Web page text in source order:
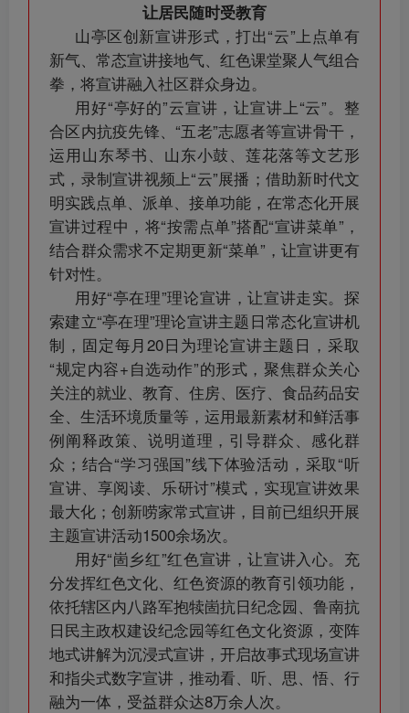
让居民随时受教育
山亭区创新宣讲形式，打出“云”上点单有
新气、常态宣讲接地气、红色课堂聚人气组合
拳，将宣讲融入社区群众身边。
用好“亭好的”云宣讲，让宣讲上“云”。整
合区内抗疫先锋、“五老”志愿者等宣讲骨干，
运用山东琴书、山东小鼓、莲花落等文艺形
式，录制宣讲视频上“云”展播；借助新时代文
明实践点单、派单、接单功能，在常态化开展
宣讲过程中，将“按需点单”搭配“宣讲菜单”，
结合群众需求不定期更新“菜单”，让宣讲更有
针对性。
用好“亭在理”理论宣讲，让宣讲走实。探
索建立“亭在理”理论宣讲主题日常态化宣讲机
制，固定每月20日为理论宣讲主题日，采取
“规定内容+自选动作”的形式，聚焦群众关心
关注的就业、教育、住房、医疗、食品药品安
全、生活环境质量等，运用最新素材和鲜活事
例阐释政策、说明道理，引导群众、感化群
众；结合“学习强国”线下体验活动，采取“听
宣讲、享阅读、乐研讨”模式，实现宣讲效果
最大化；创新唠家常式宣讲，目前已组织开展
主题宣讲活动1500余场次。
用好“崮乡红”红色宣讲，让宣讲入心。充
分发挥红色文化、红色资源的教育引领功能，
依托辖区内八路军抱犊崮抗日纪念园、鲁南抗
日民主政权建设纪念园等红色文化资源，变阵
地式讲解为沉浸式宣讲，开启故事式现场宣讲
和指尖式数字宣讲，推动看、听、思、悟、行
融为一体，受益群众达8万余人次。